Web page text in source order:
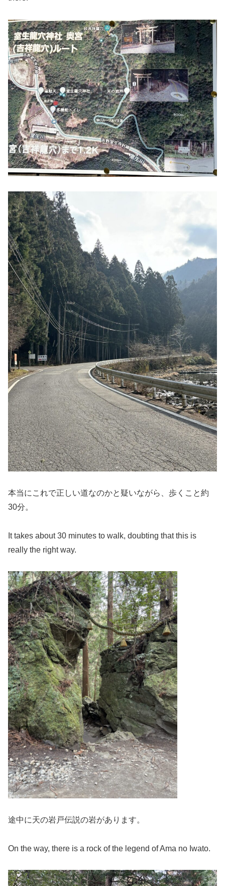
本当にこれで正しい道なのかと疑いながら、歩くこと約
30分。
It takes about 30 minutes to walk, doubting that this is
really the right way.
途中に天の岩戸伝説の岩があります。
On the way, there is a rock of the legend of Ama no Iwato.